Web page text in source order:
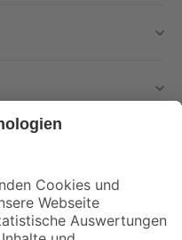
mehr verpassen!